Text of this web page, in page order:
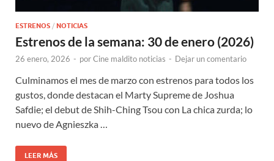
ESTRENOS / NOTICIAS
Estrenos de la semana: 30 de enero (2026)
26 enero, 2026 - porCine maldito noticias - Dejar un comentario
Culminamos el mes de marzo con estrenos para todos los
gustos, donde destacan el Marty Supreme de Joshua
Safdie; el debut de Shih-Ching Tsou con La chica zurda; lo
nuevo de Agnieszka …
LEER MÁS